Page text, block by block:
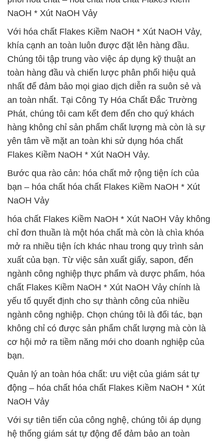
NaOH * Xút NaOH Vảy
Với hóa chất Flakes Kiềm NaOH * Xút NaOH Vảy,
khía cạnh an toàn luôn được đặt lên hàng đầu.
Chúng tôi tập trung vào việc áp dụng kỹ thuật an
toàn hàng đầu và chiến lược phân phối hiệu quả
nhất để đảm bảo mọi giao dịch diễn ra suôn sẻ và
an toàn nhất. Tại Công Ty Hóa Chất Đắc Trường
Phát, chúng tôi cam kết đem đến cho quý khách
hàng không chỉ sản phẩm chất lượng mà còn là sự
yên tâm về mặt an toàn khi sử dụng hóa chất
Flakes Kiềm NaOH * Xút NaOH Vảy.
Bước qua rào cản: hóa chất mở rộng tiện ích của
bạn – hóa chất hóa chất Flakes Kiềm NaOH * Xút
NaOH Vảy
hóa chất Flakes Kiềm NaOH * Xút NaOH Vảy không
chỉ đơn thuần là một hóa chất mà còn là chìa khóa
mở ra nhiều tiện ích khác nhau trong quy trình sản
xuất của bạn. Từ việc sản xuất giấy, sapon, đến
ngành công nghiệp thực phẩm và dược phẩm, hóa
chất Flakes Kiềm NaOH * Xút NaOH Vảy chính là
yếu tố quyết định cho sự thành công của nhiều
ngành công nghiệp. Chọn chúng tôi là đối tác, bạn
không chỉ có được sản phẩm chất lượng mà còn là
cơ hội mở ra tiềm năng mới cho doanh nghiệp của
bạn.
Quản lý an toàn hóa chất: ưu việt của giám sát tự
động – hóa chất hóa chất Flakes Kiềm NaOH * Xút
NaOH Vảy
Với sự tiên tiến của công nghệ, chúng tôi áp dụng
hệ thống giám sát tự động để đảm bảo an toàn